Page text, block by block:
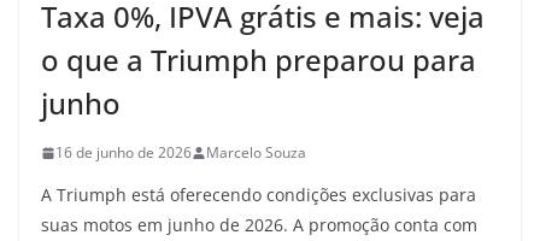
Taxa 0%, IPVA grátis e mais: veja
o que a Triumph preparou para
junho
16 de junho de 2026 Marcelo Souza
A Triumph está oferecendo condições exclusivas para
suas motos em junho de 2026. A promoção conta com